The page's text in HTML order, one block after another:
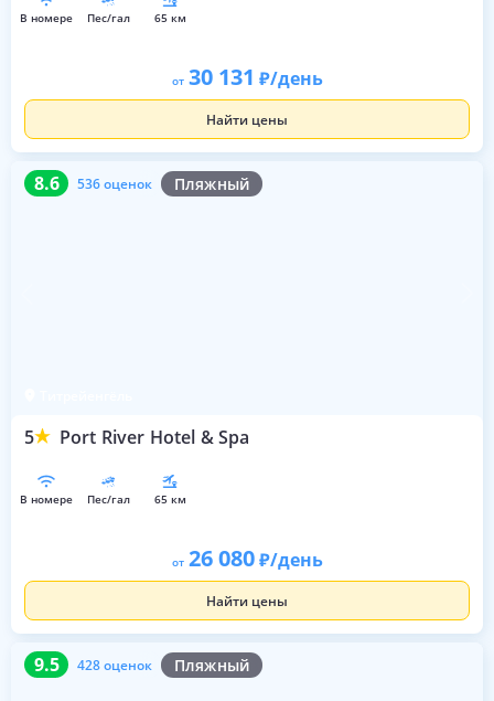
в номере пес/гал 65 км
от 30 131 /день
Найти цены
8.6 536 оценок Пляжный
5 Port River Hotel & Spa
8.6 536 оценок
в номере пес/гал 65 км
от 26 080 /день
Найти цены
9.5 428 оценок Пляжный
9.5 428 оценок